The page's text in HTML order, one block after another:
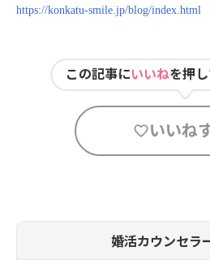
https://konkatu-smile.jp/blog/index.html
この記事にいいねを押
いいね
婚活カウンセラ